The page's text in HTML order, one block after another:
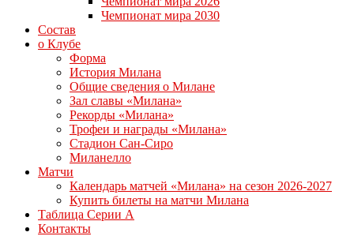
Чемпионат мира 2030
Состав
о Клубе
Форма
История Милана
Общие сведения о Милане
Зал славы «Милана»
Рекорды «Милана»
Трофеи и награды «Милана»
Стадион Сан-Сиро
Миланелло
Матчи
Календарь матчей «Милана» на сезон 2026-2027
Купить билеты на матчи Милана
Таблица Серии А
Контакты